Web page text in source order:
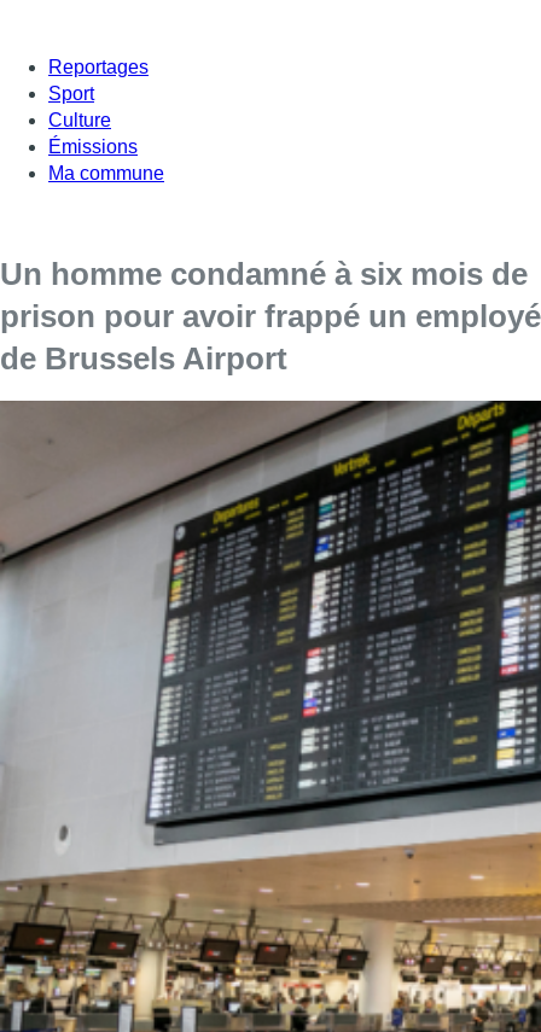
Reportages
Sport
Culture
Émissions
Ma commune
Un homme condamné à six mois de
prison pour avoir frappé un employé
de Brussels Airport